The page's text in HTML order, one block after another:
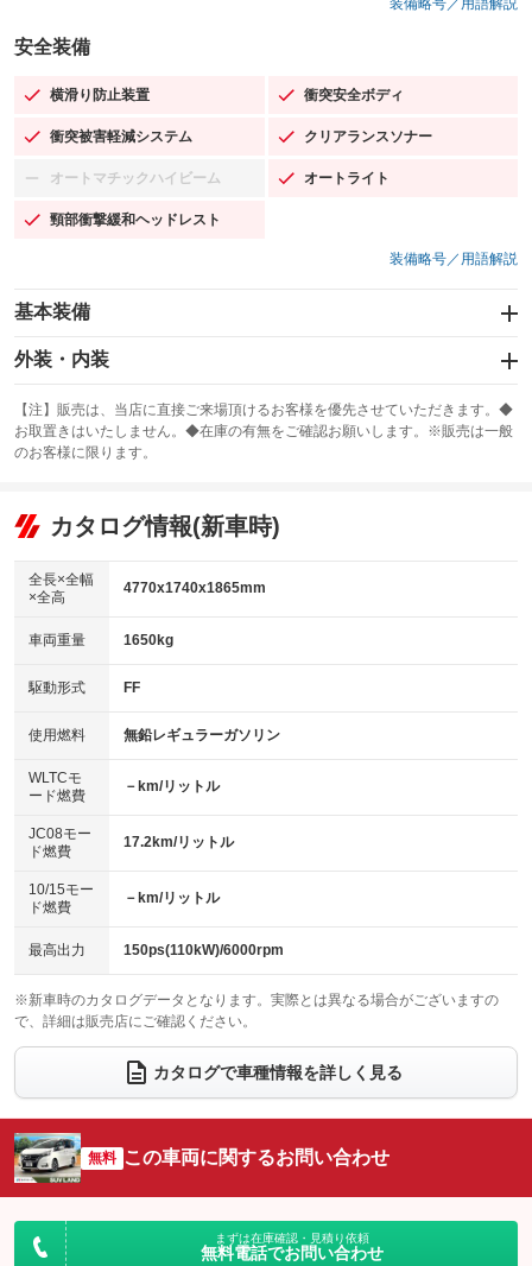
装備略号／用語解説
安全装備
横滑り防止装置
：装備あり 衝突安全ボディ
：装備あり
衝突被害軽減システム
：装備あり クリアランスソナー
：装備あり
オートマチックハイビーム
：装備なし オートライト
：装備あり
頸部衝撃緩和ヘッドレスト
：装備あり
装備略号／用語解説
基本装備
エアバッグ：運転席/助手席/サイド
：装備あり
：装備あり
サンルーフ
：装備なし ABS
リフトアップ
：装備なし
：装備なし
パワーウィンドウ
アイドリングストップ
：装備あり
USB入力端子
：装備あり
100V電源
：装備なし
センターデフロック
：装備なし
電動格納ミラー
：装備あり
外装・内装
カーナビ：SDナビ
：装備あり
TV：フルセグ
：装備あり
ビジュアル：-／DVD再生
：装備あり
アルミホイール：16インチ
：装備あり
HID(キセノンライト)
バックカメラ
エアロ
：装備なし
ローダウン
：装備なし
ベンチシート
：装備なし
チップアップシート
：装備なし
電動格納サードシート
：装備なし シートヒーター
：装備なし
ウォークスルー
電動リアゲート フロントカメラ
：装備あり
シートエアコン
：装備なし 全周囲カメラ
：装備あり
サイドカメラ
：装備あり ルーフレール
：装備なし
エアサスペンション ヘッドライトウォッシャー
【注】販売は、当店に直接ご来場頂けるお客様を優先させていただきます。◆
お取置きはいたしません。◆在庫の有無をご確認お願いします。※販売は一般
のお客様に限ります。
カタログ情報(新車時)
全長×全幅
×全高
4770x1740x1865mm
車両重量 1650kg
駆動形式 FF
使用燃料 無鉛レギュラーガソリン
WLTCモ
ード燃費
－km/リットル
JC08モー
ド燃費
17.2km/リットル
10/15モー
ド燃費
－km/リットル
最高出力 150ps(110kW)/6000rpm
※新車時のカタログデータとなります。実際とは異なる場合がございますの
で、詳細は販売店にご確認ください。
カタログで車種情報を詳しく見る
無料 この車両に関するお問い合わせ
まずは在庫確認・見積り依頼
無料電話でお問い合わせ